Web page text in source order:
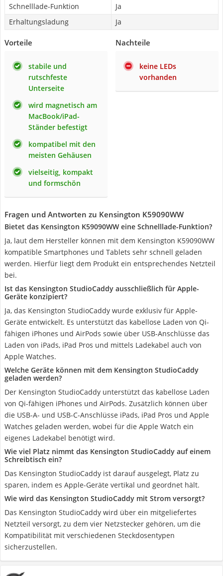
Schnelllade-Funktion
Ja
Erhaltungsladung
Ja
Vorteile
stabile und
rutschfeste
Unterseite
wird magnetisch am
MacBook/iPad-
Ständer befestigt
kompatibel mit den
meisten Gehäusen
vielseitig, kompakt
und formschön
Nachteile
keine LEDs
vorhanden
Fragen und Antworten zu Kensington K59090WW
Bietet das Kensington K59090WW eine Schnelllade-Funktion?
Ja, laut dem Hersteller können mit dem Kensington K59090WW
kompatible Smartphones und Tablets sehr schnell geladen
werden. Hierfür liegt dem Produkt ein entsprechendes Netzteil
bei.
Ist das Kensington StudioCaddy ausschließlich für Apple-
Geräte konzipiert?
Ja, das Kensington StudioCaddy wurde exklusiv für Apple-
Geräte entwickelt. Es unterstützt das kabellose Laden von Qi-
fähigen iPhones und AirPods sowie über USB-Anschlüsse das
Laden von iPads, iPad Pros und mittels Ladekabel auch von
Apple Watches.
Welche Geräte können mit dem Kensington StudioCaddy
geladen werden?
Der Kensington StudioCaddy unterstützt das kabellose Laden
von Qi-fähigen iPhones und AirPods. Zusätzlich können über
die USB-A- und USB-C-Anschlüsse iPads, iPad Pros und Apple
Watches geladen werden, wobei für die Apple Watch ein
eigenes Ladekabel benötigt wird.
Wie viel Platz nimmt das Kensington StudioCaddy auf einem
Schreibtisch ein?
Das Kensington StudioCaddy ist darauf ausgelegt, Platz zu
sparen, indem es Apple-Geräte vertikal und geordnet hält.
Wie wird das Kensington StudioCaddy mit Strom versorgt?
Das Kensington StudioCaddy wird über ein mitgeliefertes
Netzteil versorgt, zu dem vier Netzstecker gehören, um die
Kompatibilität mit verschiedenen Steckdosentypen
sicherzustellen.